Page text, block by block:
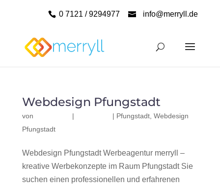
0 7121 / 9294977 info@merryll.de
Webdesign Pfungstadt
von | | Pfungstadt, Webdesign
Pfungstadt
Webdesign Pfungstadt Werbeagentur merryll –
kreative Werbekonzepte im Raum Pfungstadt Sie
suchen einen professionellen und erfahrenen